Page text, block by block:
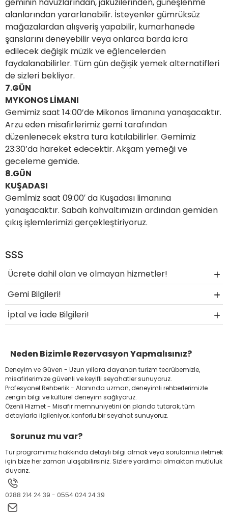
alanlarından yararlanabilir. İsteyenler gümrüksüz
mağazalardan alışveriş yapabilir, kumarhanede
şanslarını deneyebilir veya onlarca barda icra
edilecek değişik müzik ve eğlencelerden
faydalanabilirler. Tüm gün değişik yemek alternatifleri
de sizleri bekliyor.
7.GÜN
MYKONOS LİMANI
Gemimiz saat 14:00’de Mikonos limanına yanaşacaktır.
Arzu eden misafirlerimiz gemi tarafından
düzenlenecek ekstra tura katılabilirler. Gemimiz
23:30’da hareket edecektir. Akşam yemeği ve
geceleme gemide.
8.GÜN
KUŞADASI
Gemİmiz saat 09:00′ da Kuşadası limanına
yanaşacaktır. Sabah kahvaltımızın ardından gemiden
çıkış işlemlerimizi gerçekleştiriyoruz.
SSS
Ücrete dahil olan ve olmayan hizmetler!
Gemi Bilgileri!
İptal ve İade Bilgileri!
Neden Bizimle Rezervasyon Yapmalısınız?
Deneyim ve Güven - Uzun yıllara dayanan turizm tecrübemizle,
misafirlerimize güvenli ve keyifli seyahatler sunuyoruz.
Profesyonel Rehberlik - Alanında uzman, deneyimli rehberlerimizle
zengin bilgi ve kültürel deneyim sağlıyoruz.
Özenli Hizmet - Misafir memnuniyetini ön planda tutarak, tüm
detaylarla ilgileniyor, konforlu bir seyahat sunuyoruz.
Sorunuz mu var?
Tur programımız hakkında detaylı bilgi almak veya sorularınızı iletmek
için bize her zaman ulaşabilirsiniz. Sizlere yardımcı olmaktan mutluluk
duyarız.
0288 214 24 39 - 0554 024 24 39